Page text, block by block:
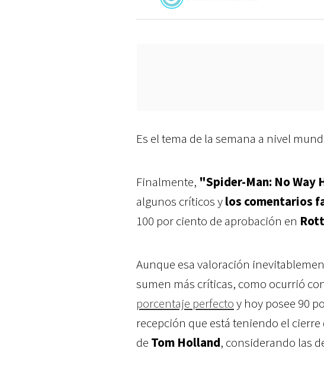
Es el tema de la semana a nivel
Finalmente, "Spider-Man: No Way
algunos críticos ylos comentarios
100 por ciento de aprobación en
Aunque esa valoración
sumen más críticas, como ocurrió
porcentaje perfectoy hoy posee 90
recepción que está teniendo el
de Tom Holland, considerando las